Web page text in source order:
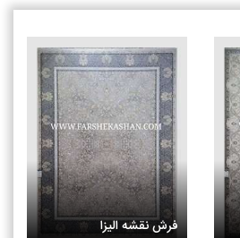
فرش نقشه الیزا